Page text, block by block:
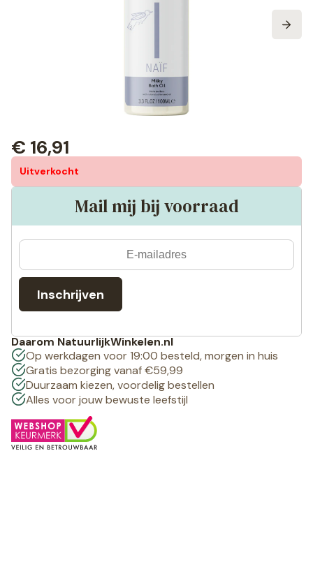
Uitverkocht
€ 16,91
Mail mij bij voorraad
Inschrijven
Daarom NatuurlijkWinkelen.nl
Op werkdagen voor 19:00 besteld, morgen in huis
Gratis bezorging vanaf €59,99
Duurzaam kiezen, voordelig bestellen
Alles voor jouw bewuste leefstijl